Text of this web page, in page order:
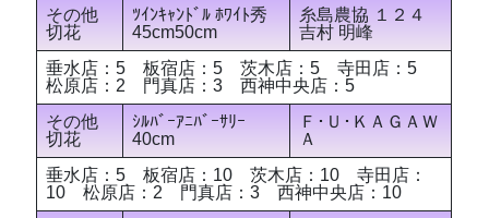
その他
切花
ﾂｲﾝｷｬﾝﾄﾞﾙ ﾎﾜｲﾄ秀
45cm50cm
糸島農協 １２４
吉村 明峰
垂水店：5 板宿店：5 茨木店：5 寺田店：5
松原店：2 門真店：3 西神中央店：5
その他
切花
ｼﾙﾊﾞｰｱﾆﾊﾞｰｻﾘｰ
40cm
Ｆ･Ｕ･ＫＡＧＡＷ
Ａ
垂水店：5 板宿店：10 茨木店：10 寺田店：
10 松原店：2 門真店：3 西神中央店：10